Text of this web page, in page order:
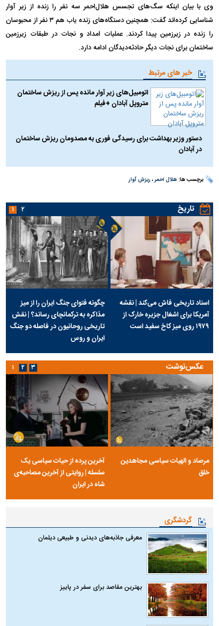
وی با بیان اینکه سگ‌های تجسس هلال‌احمر سه نفر را زنده از زیر آوار
شناسایی کرده‌اند گفت: همچنین دستگاه‌های زنده یاب هم ۳ نفر از محبوسان
را زنده در زیرزمین پیدا کردند. عملیات امداد و نجات در طبقات زیرزمین
ساختمان برای نجات دیگر حادثه‌دیدگان ادامه دارد.
خبر های مرتبط
اتومبیل‌های زیر آوار مانده پس از ریزش ساختمان
متروپل آبادان +فیلم
دستور وزیر بهداشت برای رسیدگی فوری به مصدومان ریزش ساختمان
در آبادان
برچسب ها:هلال احمر، ریزش آوار
تاریخ
اسناد تاریخی فاش می‌کند | نقشه
آمریکا برای اشغال جزیره خارک از
۱۹۷۹ روی میز کاخ سفید است
چگونه فتوای جنگ ایران را از میز
مذاکره به ترکمانچای رساند؟ | نقش
تاریخی روحانیون در فاصله دو جنگ
ایران و روس
۱ ۲
عکس‌نوشت
مرصاد و الهیات سیاسی مجاهدین
خلق
آخرین پرده از حیات سیاسی یک
سلسله | روایتی از آخرین مصاحبه‌ی
شاه در ایران
۱ ۲ ۳
گردشگری
معرفی جاذبه‌های دیدنی و طبیعی دیلمان
بهترین مقاصد برای سفر در پاییز